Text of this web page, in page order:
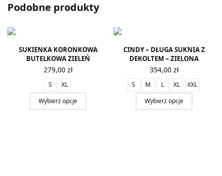
Podobne produkty
SUKIENKA KORONKOWA
BUTELKOWA ZIELEŃ
279,00 zł
S
XL
Wybierz opcje
CINDY – DŁUGA SUKNIA Z
DEKOLTEM – ZIELONA
354,00 zł
S M L XL
XXL
Wybierz opcje